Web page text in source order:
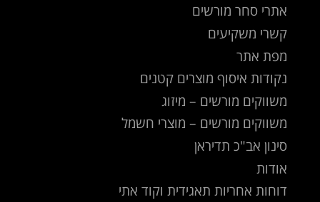
אתרי סחר מורשים
קשרי משקיעים
מפת אתר
נקודות איסוף מוצרים קטנים
משווקים מורשים – מיזוג
משווקים מורשים – מוצרי חשמל
סינון אב"כ תדיראן
אודות
דוחות אחריות תאגידית וקוד אתי